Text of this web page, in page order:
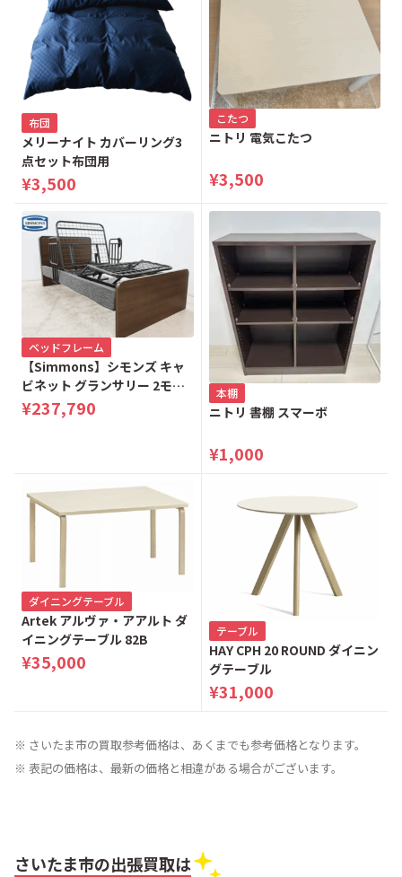
布団
メリーナイト カバーリング3
点セット布団用
¥3,500
こたつ
ニトリ 電気こたつ
¥3,500
ベッドフレーム
【Simmons】シモンズ キャ
ビネット グランサリー 2モー
ター 電動リクライニングベッ
ド シングルベッド
¥237,790
本棚
ニトリ 書棚 スマーボ
¥1,000
ダイニングテーブル
Artek アルヴァ・アアルト ダ
イニングテーブル 82B
¥35,000
テーブル
HAY CPH 20 ROUND ダイニン
グテーブル
¥31,000
※ さいたま市の買取参考価格は、あくまでも参考価格となります。
※ 表記の価格は、最新の価格と相違がある場合がございます。
さいたま市の出張買取は